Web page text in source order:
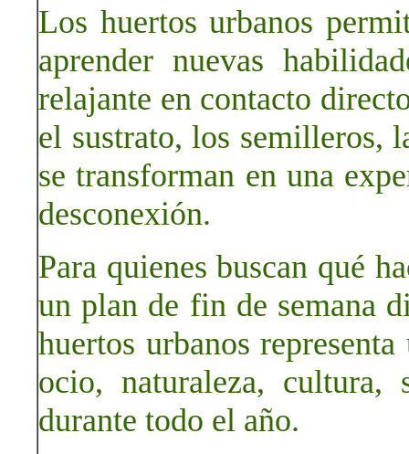
Los huertos urbanos
aprender nuevas
relajante en contacto
el sustrato, los semilleros,
se transforman en una
desconexión.
Para quienes buscan qué
un plan de fin de semana
huertos urbanos
ocio, naturaleza,
durante todo el año.